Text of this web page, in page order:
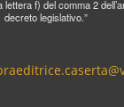
f) del comma 2
decreto legislativo.”